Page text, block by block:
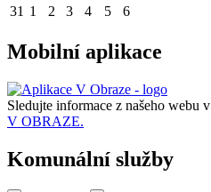
31 1 2 3 4 5 6
Mobilní aplikace
Sledujte informace z našeho webu v
V OBRAZE.
Komunální služby